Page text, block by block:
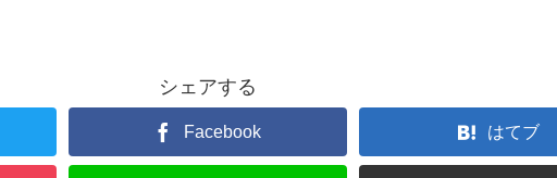
シェアする
Facebook はてブ